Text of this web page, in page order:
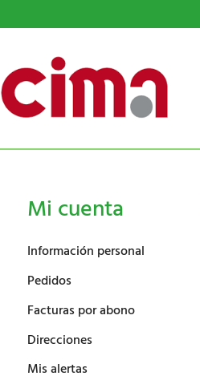
Mi cuenta
Información personal
Pedidos
Facturas por abono
Direcciones
Mis alertas